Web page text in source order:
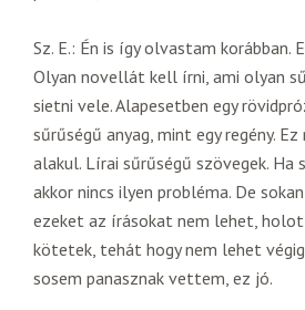
Sz. E.: Én is így olvastam korábban.
Olyan novellát kell írni, ami olyan
sietni vele. Alapesetben egy
sűrűségű anyag, mint egy regény.
alakul. Lírai sűrűségű szövegek. Ha
akkor nincs ilyen probléma. De
ezeket az írásokat nem lehet,
kötetek, tehát hogy nem lehet
sosem panasznak vettem, ez jó.